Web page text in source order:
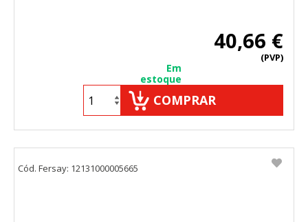
40,66 €
(PVP)
Em
estoque
COMPRAR
Cód. Fersay: 12131000005665